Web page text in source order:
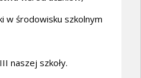
w środowisku szkolnym
naszej szkoły.